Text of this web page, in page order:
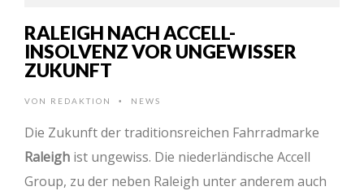
RALEIGH NACH ACCELL-
INSOLVENZ VOR UNGEWISSER
ZUKUNFT
VON REDAKTION • NEWS
Die Zukunft der traditionsreichen Fahrradmarke
Raleigh ist ungewiss. Die niederländische Accell
Group, zu der neben Raleigh unter anderem auch